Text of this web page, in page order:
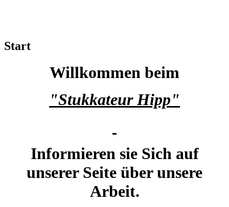
Start
Willkommen beim
"Stukkateur Hipp"
Informieren sie Sich auf
unserer Seite über unsere
Arbeit.